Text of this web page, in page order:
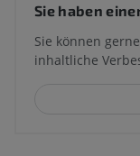
Sie haben
Sie können
inhaltliche